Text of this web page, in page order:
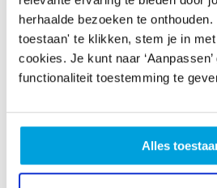
herhaalde bezoeken te onthouden.
toestaan' te klikken, stem je in
cookies. Je kunt naar
functionaliteit toestemming te
Alles
zien hoe kunstonderwijs
voor leerlingen én docenten.”